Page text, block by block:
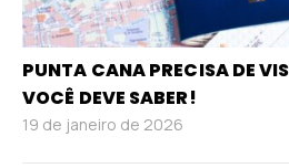
PUNTA CANA PRECISA DE
VOCÊ DEVE SABER!
19 de janeiro de 2026